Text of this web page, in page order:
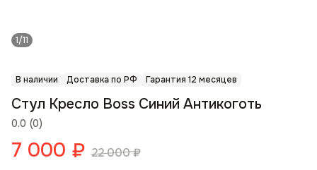
1/11
В наличии Доставка по РФ Гарантия 12 месяцев
0.0 (0)
Стул Кресло Boss Синий Антикоготь
7 000 ₽ 22 000₽